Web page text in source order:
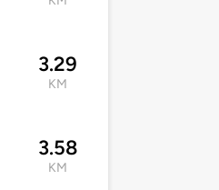
3.29
KM
3.58
KM